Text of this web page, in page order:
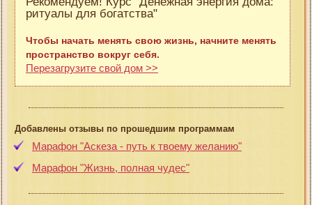
ритуалы для богатства"
Чтобы начать менять свою жизнь, начните менять
пространство вокруг себя.
Перезагрузите свой дом >>
Добавлены отзывы по прошедшим программам
Марафон "Аскеза - путь к твоему желанию"
Марафон "Жизнь, полная чудес"